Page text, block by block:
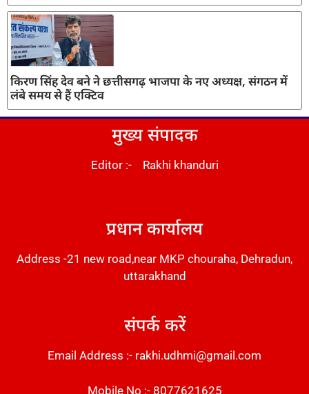
किरण सिंह देव बने ने छत्तीसगढ़ भाजपा के नए अध्यक्ष, संगठन में
लंबे समय से हैं एक्टिव
मुख्य संपादक
Editor :- Rakhi khanduri
प्रधान कार्यालय
Address -21 new road,near MKP chouraha, Dehradun,
uttarakhand
संपर्क करें
Email Address :- rakhi.udhmi@gmail.com
Mobile No :- 8077621625